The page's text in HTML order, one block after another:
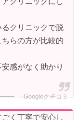
クリニックで脱
らの方が比較的
感がなく助かり
-Googleクチコミ
く丁寧で安心し